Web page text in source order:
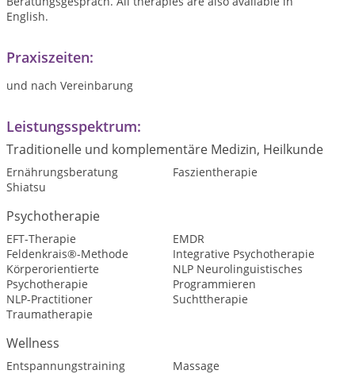
English.
Praxiszeiten:
und nach Vereinbarung
Leistungsspektrum:
Traditionelle und komplementäre Medizin, Heilkunde
Ernährungsberatung
Faszientherapie
Shiatsu
Psychotherapie
EFT-Therapie
EMDR
Feldenkrais®-Methode
Integrative Psychotherapie
Körperorientierte
Psychotherapie
NLP Neurolinguistisches
Programmieren
NLP-Practitioner
Suchttherapie
Traumatherapie
Wellness
Entspannungstraining Massage